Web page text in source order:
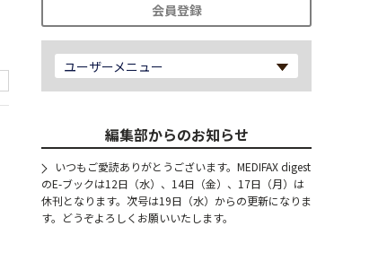
会員登録
ユーザーメニュー
編集部からのお知らせ
いつもご愛読ありがとうございます。MEDIFAX digest
のE-ブックは12日（水）、14日（金）、17日（月）は
休刊となります。次号は19日（水）からの更新になりま
す。どうぞよろしくお願いいたします。